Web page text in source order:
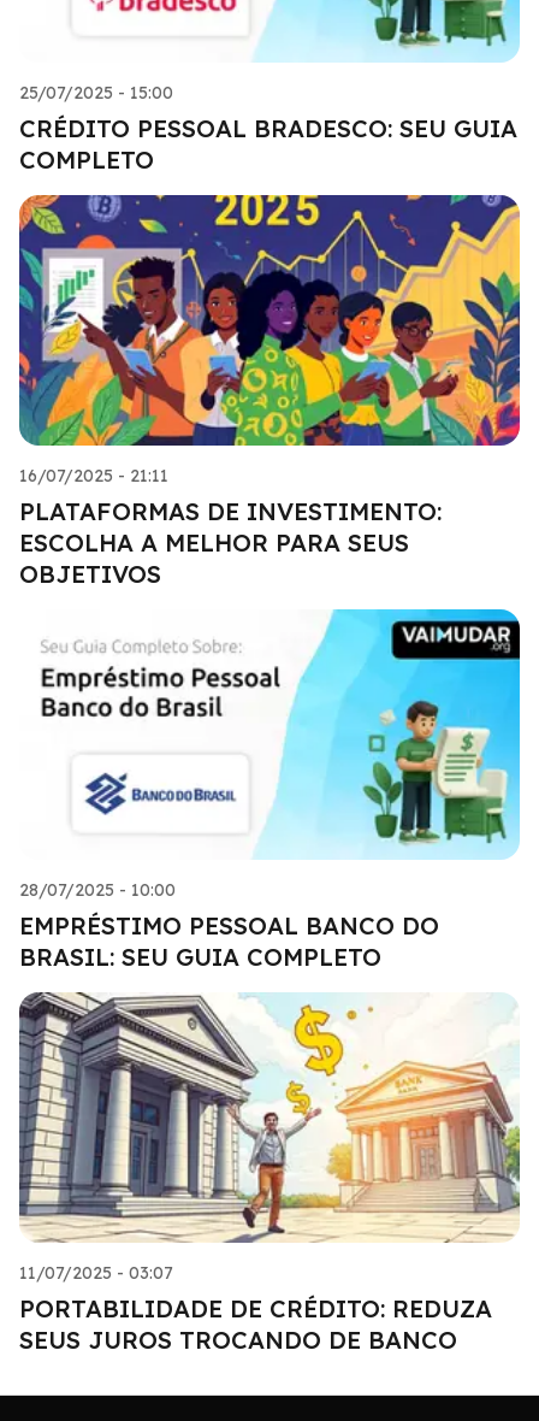
25/07/2025 - 15:00
CRÉDITO PESSOAL BRADESCO: SEU GUIA
COMPLETO
16/07/2025 - 21:11
PLATAFORMAS DE INVESTIMENTO:
ESCOLHA A MELHOR PARA SEUS
OBJETIVOS
28/07/2025 - 10:00
EMPRÉSTIMO PESSOAL BANCO DO
BRASIL: SEU GUIA COMPLETO
11/07/2025 - 03:07
PORTABILIDADE DE CRÉDITO: REDUZA
SEUS JUROS TROCANDO DE BANCO